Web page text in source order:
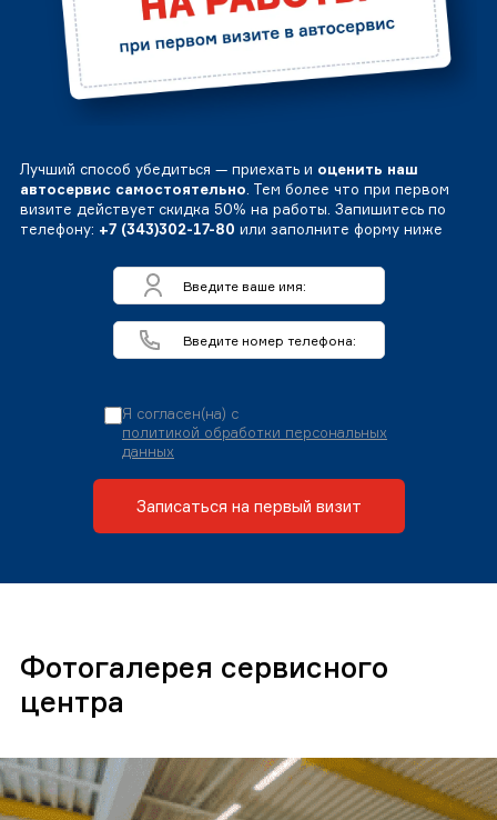
Лучший способ убедиться — приехать и оценить наш
автосервис самостоятельно . Тем более что при первом
визите действует скидка 50% на работы. Запишитесь по
телефону: +7 (343)302-17-80 или заполните форму ниже
Я согласен(на) с
политикой обработки персональных
данных
Записаться на первый визит
Фотогалерея сервисного
центра